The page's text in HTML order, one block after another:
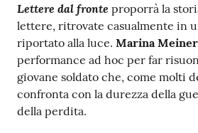
Lettere dal fronte proporrà la
lettere, ritrovate casualmente in
riportato alla luce. Marina
performance ad hoc per far
giovane soldato che, come molti
confronta con la durezza della
della perdita.